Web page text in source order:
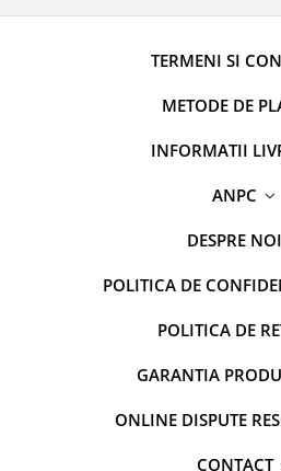
TERMENI SI
METODE DE
INFORMATII
ANPC
DESPRE NOI
POLITICA DE
POLITICA DE
GARANTIA
ONLINE DISPUTE
CONTACT